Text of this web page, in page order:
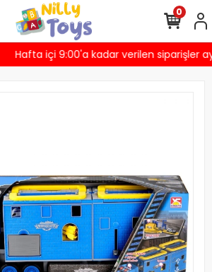
Hafta içi 9:00'a kadar verilen siparişler
0